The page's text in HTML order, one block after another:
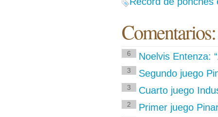
6 Noelvis Entenza:
3 Segundo juego
3 Cuarto juego
2 Primer juego